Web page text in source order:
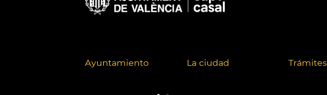
Ayuntamiento La ciudad Trámites